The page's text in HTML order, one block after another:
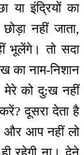
या इंद्रियों का
नहीं जाता,
भूलेंगे। तो सदा
का नाम-निशान
को दु:ख नहीं
दूसरा देता है
और आप नहीं लो